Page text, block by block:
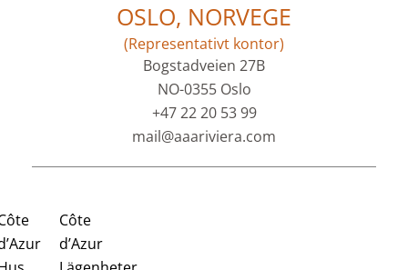
OSLO, NORVEGE
(Representativt kontor)
Bogstadveien 27B
NO-0355 Oslo
+47 22 20 53 99
mail@aaariviera.com
Côte
d’Azur